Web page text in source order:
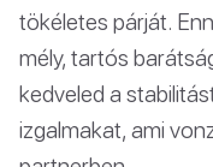
tökéletes párját.
mély, tartós
kedveled a
izgalmakat, ami